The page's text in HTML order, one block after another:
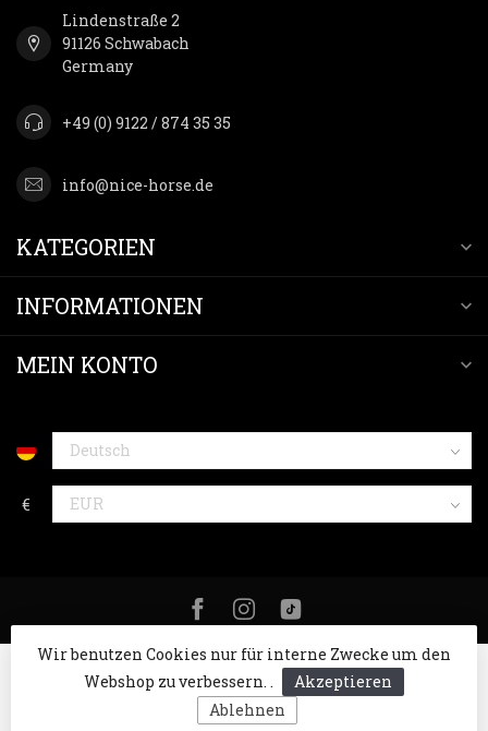
Lindenstraße 2
91126 Schwabach
Germany
+49 (0) 9122 / 874 35 35
info@nice-horse.de
KATEGORIEN
INFORMATIONEN
MEIN KONTO
€
Wir benutzen Cookies nur für interne Zwecke um den
Webshop zu verbessern. .
Akzeptieren
Ablehnen